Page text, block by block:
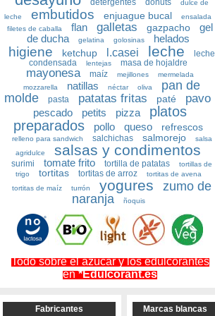
detergentes donuts
dulce de
leche
embutidos enjuague bucal
ensalada
filetes de caballa
flan galletas gazpacho
gel
de ducha
gelatina golosinas helados
higiene ketchup l.casei leche
leche
condensada
lentejas masa de hojaldre
mayonesa maíz mejillones
mermelada
mozzarella
natillas néctar oliva
pan de
molde
pasta patatas fritas paté pavo
pescado petits pizza
platos
preparados
pollo queso refrescos
relleno para sandwich salchichas salmorejo
salsa
agridulce
salsas y condimentos
surimi tomate frito tortilla de patatas
tortillas de
trigo
tortitas tortitas de arroz
tortitas de avena
tortitas de maíz
turrón yogures
zumo de
naranja
ñoquis
Todo sobre el azúcar y los edulcorantes
en*Edulcorant.es
Fabricantes Marcas blancas